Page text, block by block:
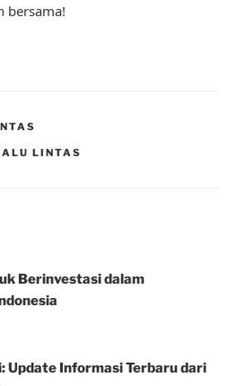
bersama!
LINTAS
Berinvestasi dalam
Update Informasi Terbaru dari